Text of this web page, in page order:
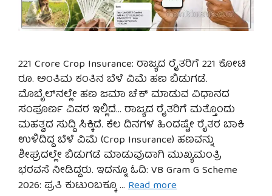
221 Crore Crop Insurance: ರಾಜ್ಯದ ರೈತರಿಗೆ 221 ಕೋಟಿ
ರೂ. ಅಂತಿಮ ಕಂತಿನ ಬೆಳೆ ವಿಮೆ ಹಣ ಬಿಡುಗಡೆ.
ಮೊಬೈಲ್‌ನಲ್ಲೇ ಹಣ ಜಮಾ ಚೆಕ್ ಮಾಡುವ ವಿಧಾನದ
ಸಂಪೂರ್ಣ ವಿವರ ಇಲ್ಲಿದೆ… ರಾಜ್ಯದ ರೈತರಿಗೆ ಮತ್ತೊಂದು
ಮಹತ್ವದ ಸುದ್ದಿ ಸಿಕ್ಕಿದೆ. ಕೆಲ ದಿನಗಳ ಹಿಂದಷ್ಟೇ ರೈತರ ಬಾಕಿ
ಉಳಿದಿದ್ದ ಬೆಳೆ ವಿಮೆ (Crop Insurance) ಹಣವನ್ನು
ಶೀಘ್ರದಲ್ಲೇ ಬಿಡುಗಡೆ ಮಾಡುವುದಾಗಿ ಮುಖ್ಯಮಂತ್ರಿ
ಭರವಸೆ ನೀಡಿದ್ದರು. ಇದನ್ನೂ ಓದಿ: VB Gram G Scheme
2026: ಪ್ರತಿ ಕುಟುಂಬಕ್ಕೂ … Read more